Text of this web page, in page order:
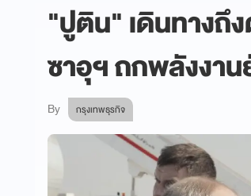
"ปูติน" เดินทางถึ
ซาอุฯ ถกพลังงา
By กรุงเทพธุรกิจ